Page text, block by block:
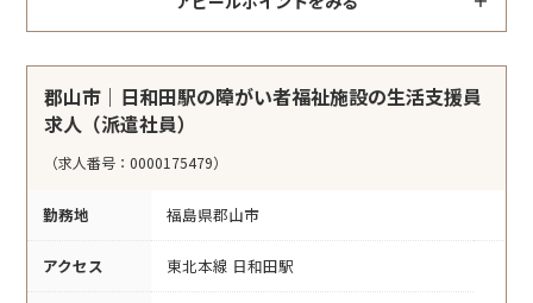
郡山市｜日和田駅の障がい者福祉施設の生活支援員
求人（派遣社員）
（求人番号：0000175479）
勤務地 福島県郡山市
アクセス 東北本線 日和田駅